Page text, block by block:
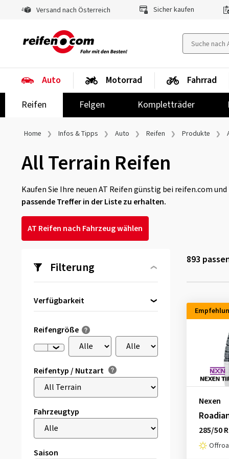
Versand nach Österreich Sicher kaufen
Auto
Reifen
Felgen Kompletträder
Motorrad Fahrrad
Home Infos & Tipps Auto Reifen Produkte
All Terrain Reifen
Kaufen Sie Ihre neuen AT Reifen günstig bei reifen.com
passende Treffer in der Liste zu erhalten.
AT Reifen nach Fahrzeug wählen
Filterung
Verfügbarkeit
Reifengröße
Reifentyp / Nutzart
Fahrzeugtyp
Saison
893
Nexen
285/50